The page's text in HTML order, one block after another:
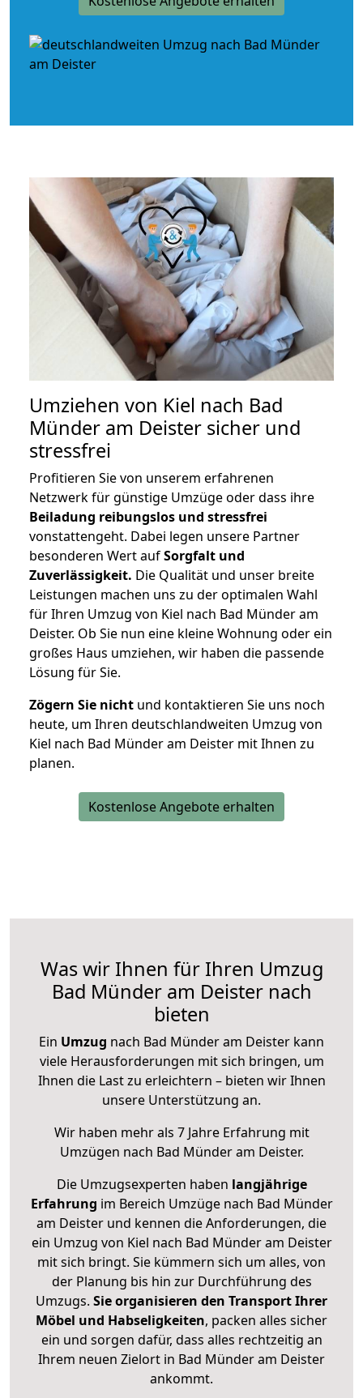
Umziehen von Kiel nach Bad
Münder am Deister sicher und
stressfrei
Profitieren Sie von unserem erfahrenen
Netzwerk für günstige Umzüge oder dass ihre
Beiladung reibungslos und stressfrei
vonstattengeht. Dabei legen unsere Partner
besonderen Wert aufSorgfalt und
Zuverlässigkeit. Die Qualität und unser breite
Leistungen machen uns zu der optimalen Wahl
für Ihren Umzug von Kiel nach Bad Münder am
Deister. Ob Sie nun eine kleine Wohnung oder ein
großes Haus umziehen, wir haben die passende
Lösung für Sie.
Zögern Sie nicht und kontaktieren Sie uns noch
heute, um Ihren deutschlandweiten Umzug von
Kiel nach Bad Münder am Deister mit Ihnen zu
planen.
Kostenlose Angebote erhalten
Was wir Ihnen für Ihren Umzug
Bad Münder am Deister nach
bieten
Ein Umzug nach Bad Münder am Deister kann
viele Herausforderungen mit sich bringen, um
Ihnen die Last zu erleichtern – bieten wir Ihnen
unsere Unterstützung an.
Wir haben mehr als 7 Jahre Erfahrung mit
Umzügen nach Bad Münder am Deister.
Die Umzugsexperten haben langjährige
Erfahrung im Bereich Umzüge nach Bad Münder
am Deister und kennen die Anforderungen, die
ein Umzug von Kiel nach Bad Münder am Deister
mit sich bringt. Sie kümmern sich um alles, von
der Planung bis hin zur Durchführung des
Umzugs. Sie organisieren den Transport Ihrer
Möbel und Habseligkeiten, packen alles sicher
ein und sorgen dafür, dass alles rechtzeitig an
Ihrem neuen Zielort in Bad Münder am Deister
ankommt.